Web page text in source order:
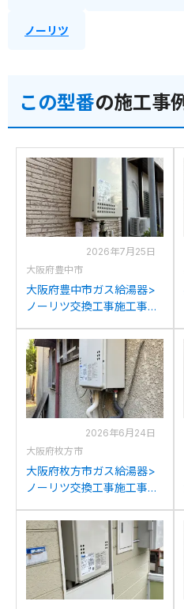
ノーリツ
この型番の施工事
2026年7月25日
大阪府豊中市
大阪府豊中市ガス給湯器>
ノーリツ交換工事施工事
2437WS`・GQ-1637WSか
らノーリツGQ-2439WS-
1BLへの交換
2026年6月24日
大阪府枚方市
大阪府枚方市ガス給湯器>
ノーリツ交換工事施工事
V1616W-Eからノーリツ
GQ-1639WS-1への交換